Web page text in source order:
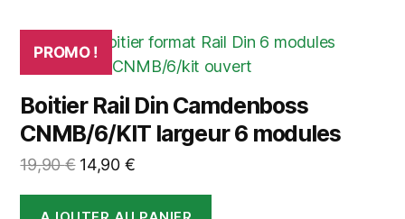
PROMO !
Boitier Rail Din Camdenboss
CNMB/6/KIT largeur 6 modules
19,90€ Le
initial
14,90 €Le
actuel